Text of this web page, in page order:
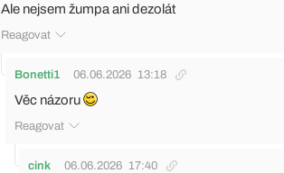
Ale nejsem žumpa ani dezolát
Reagovat
Bonetti1 06.06.2026 13:18
Věc názoru
Reagovat
cink 06.06.2026 17:40